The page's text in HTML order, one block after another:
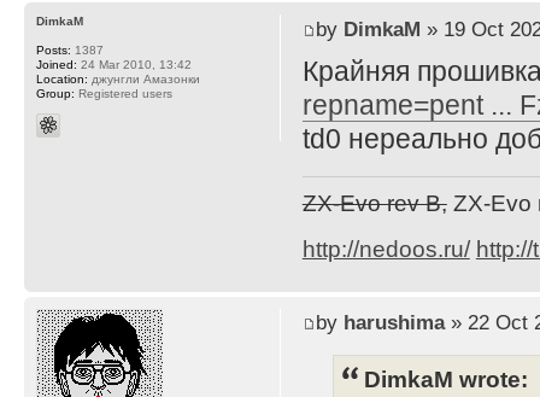
by DimkaM » 19 Oct
Крайняя
repname=pent ...
td0 нереально
ZX-Evo rev B,ZX-Evo
http://nedoos.ru/ http://
DimkaM
Posts: 1387
Joined: 24 Mar 2010, 13:42
Location: джунгли Амазонки
Group: Registered users
by harushima» 22 Oct
DimkaM wrote: